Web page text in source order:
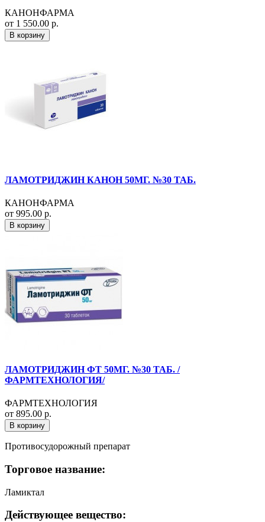
КАНОНФАРМА
от 1 550.00 р.
В корзину
ЛАМОТРИДЖИН КАНОН 50МГ. №30 ТАБ.
КАНОНФАРМА
от 995.00 р.
В корзину
ЛАМОТРИДЖИН ФТ 50МГ. №30 ТАБ. /
ФАРМТЕХНОЛОГИЯ/
ФАРМТЕХНОЛОГИЯ
от 895.00 р.
В корзину
Противосудорожный препарат
Торговое название:
Ламиктал
Действующее вещество: